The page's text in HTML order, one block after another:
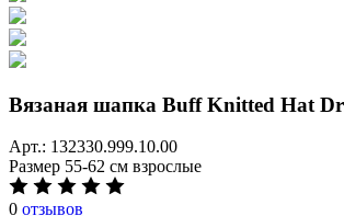
Вязаная шапка Buff Knitted Hat
Арт.: 132330.999.10.00
Размер 55-62 см взрослые
0 отзывов